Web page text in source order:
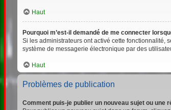
Haut
Pourquoi m’est-il demandé de me connecter
Si les administrateurs ont activé cette fonctionnalité,
système de messagerie électronique par des
Haut
Problèmes de publication
Comment puis-je publier un nouveau sujet ou une